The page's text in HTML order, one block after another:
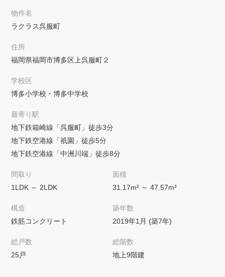
物件名
ラクラス呉服町
住所
福岡県福岡市博多区上呉服町２
学校区
博多小学校・博多中学校
最寄り駅
地下鉄箱崎線「呉服町」徒歩3分
地下鉄空港線「祇園」徒歩5分
地下鉄空港線「中洲川端」徒歩8分
間取り
1LDK ～ 2LDK
面積
31.17m² ～ 47.57m²
構造
鉄筋コンクリート
築年数
2019年1月 (築7年)
総戸数
25戸
総階数
地上9階建